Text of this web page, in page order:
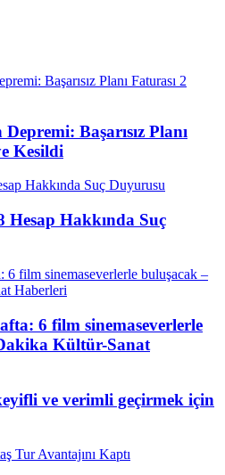
Başarısız Planı
Kesildi
Hesap Hakkında Suç
6 film sinemaseverlerle
Kültür-Sanat
ve verimli geçirmek için